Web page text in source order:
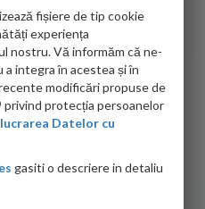
fișiere de tip cookie
experiența
nostru. Vă informăm că ne-
integra în acestea și în
modificări propuse de
privind protecția persoanelor
Datelor cu
gasiti o descriere in detaliu